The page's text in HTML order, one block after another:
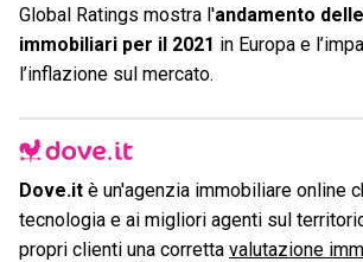
Global Ratings mostra l'andamento
immobiliari per il 2021 in Europa e
l’inflazione sul mercato.
Dove.it è un'agenzia immobiliare online
tecnologia e ai migliori agenti sul
propri clienti una corretta valutazione